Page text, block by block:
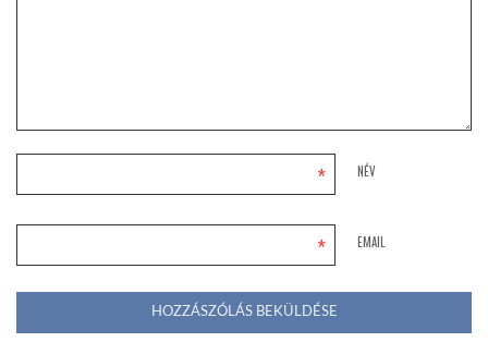
NÉV
*
EMAIL
*